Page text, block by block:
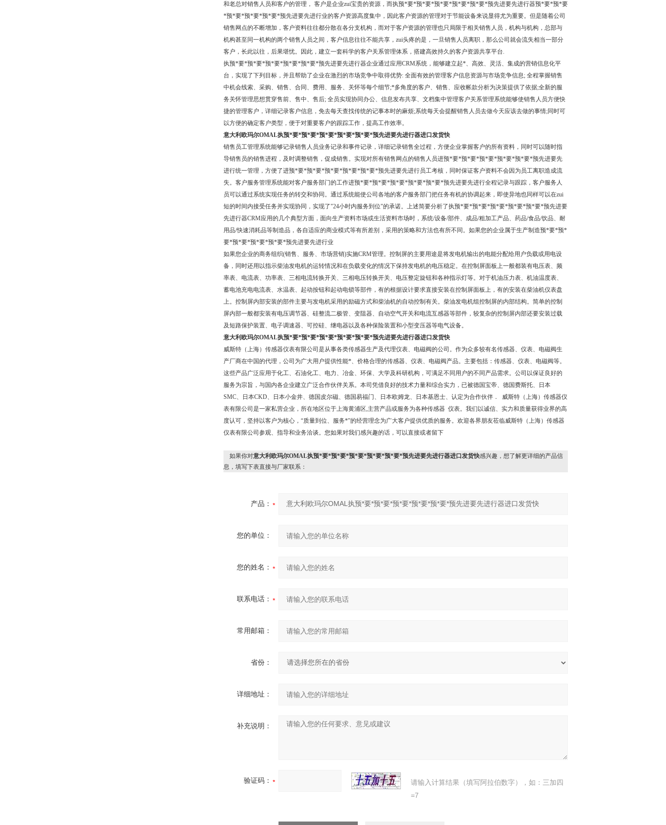
和老总对销售人员和客户的管理， 客户是企业zui宝贵的资源，而执预*要*预*要*预*要*预*要*预*要*预先进要先进行器预*要*预*要
*预*要*预*要*预*要*预先进要先进行业的客户资源高度集中，因此客户资源的管理对于节能设备来说显得尤为重要。但是随着公司
销售网点的不断增加，客户资料往往都分散在各分支机构，而对于客户资源的管理也只局限于相关销售人员，机构与机构，总部与
机构甚至同一机构的两个销售人员之间，客户信息往往不能共享，zui头疼的是，一旦销售人员离职，那么公司就会流失相当一部分
客户，长此以往，后果堪忧。因此，建立一套科学的客户关系管理体系，搭建高效持久的客户资源共享平台.
执预*要*预*要*预*要*预*要*预*要*预先进要先进行器企业通过应用CRM系统，能够建立起*、高效、灵活、集成的营销信息化平
台，实现了下列目标，并且帮助了企业在激烈的市场竞争中取得优势: 全面有效的管理客户信息资源与市场竞争信息; 全程掌握销售
中机会线索、采购、销售、合同、费用、服务、关怀等每个细节;*多角度的客户、销售、应收帐款分析为决策提供了依据;全新的服
务关怀管理思想贯穿售前、售中、售后; 全员实现协同办公、信息发布共享、文档集中管理客户关系管理系统能够使销售人员方便快
捷的管理客户，详细记录客户信息，免去每天查找传统的记事本时的麻烦;系统每天会提醒销售人员去做今天应该去做的事情;同时可
以方便的确定客户类型，便于对重要客户的跟踪工作，提高工作效率。
意大利欧玛尔OMAL执预*要*预*要*预*要*预*要*预*要*预先进要先进行器进口发货快
销售员工管理系统能够记录销售人员业务记录和事件记录，详细记录销售全过程，方便企业掌握客户的所有资料，同时可以随时指
导销售员的销售进程，及时调整销售，促成销售。实现对所有销售网点的销售人员进预*要*预*要*预*要*预*要*预*要*预先进要先
进行统一管理，方便了进预*要*预*要*预*要*预*要*预*要*预先进要先进行员工考核，同时保证客户资料不会因为员工离职造成流
失。客户服务管理系统能对客户服务部门的工作进预*要*预*要*预*要*预*要*预*要*预先进要先进行全程记录与跟踪，客户服务人
员可以通过系统实现任务的转交和协同。通过系统能使公司各地的客户服务部门把任务有机的协调起来，即使异地也同样可以在zui
短的时间内接受任务并实现协同，实现了"24小时内服务到位"的承诺。上述简要分析了执预*要*预*要*预*要*预*要*预*要*预先进要
先进行器CRM应用的几个典型方面，面向生产资料市场或生活资料市场时，系统/设备/部件、成品/粗加工产品、药品/食品/饮品、耐
用品/快速消耗品等制造品，各自适应的商业模式等有所差别，采用的策略和方法也有所不同。如果您的企业属于生产制造预*要*预*
要*预*要*预*要*预*要*预先进要先进行业
如果您企业的商务组织(销售、服务、市场营销)实施CRM管理。控制屏的主要用途是将发电机输出的电能分配给用户负载或用电设
备，同时还用以指示柴油发电机的运转情况和在负载变化的情况下保持发电机的电压稳定。在控制屏面板上一般都装有电压表、频
率表、电流表、功率表、三相电流转换开关、三相电压转换开关、电压整定旋钮和各种指示灯等。对于机油压力表、机油温度表、
蓄电池充电电流表、水温表、起动按钮和起动电锁等部件，有的根据设计要求直接安装在控制屏面板上，有的安装在柴油机仪表盘
上。控制屏内部安装的部件主要与发电机采用的励磁方式和柴油机的自动控制有关。柴油发电机组控制屏的内部结构。简单的控制
屏内部一般都安装有电压调节器、硅整流二极管、变阻器、自动空气开关和电流互感器等部件，较复杂的控制屏内部还要安装过载
及短路保护装置、电子调速器、可控硅、继电器以及各种保险装置和小型变压器等电气设备。
意大利欧玛尔OMAL执预*要*预*要*预*要*预*要*预*要*预先进要先进行器进口发货快
威斯特（上海）传感器仪表有限公司是从事各类传感器生产及代理仪表、电磁阀的公司。作为众多较有名传感器、仪表、电磁阀生
产厂商在中国的代理，公司为广大用户提供性能*、价格合理的传感器、仪表、电磁阀产品。主要包括：传感器、仪表、电磁阀等。
这些产品广泛应用于化工、石油化工、电力、冶金、环保、大学及科研机构，可满足不同用户的不同产品需求。公司以保证良好的
服务为宗旨，与国内各企业建立广泛合作伙伴关系。本司凭借良好的技术力量和综合实力，已被德国宝帝、德国费斯托、日本
SMC、日本CKD、日本小金井、德国皮尔磁、德国易福门、日本欧姆龙、日本基恩士、认定为合作伙伴． 威斯特（上海）传感器仪
表有限公司是一家私营企业，所在地区位于上海黄浦区,主营产品或服务为各种传感器 仪表。我们以诚信、实力和质量获得业界的高
度认可，坚持以客户为核心，“质量到位、服务*”的经营理念为广大客户提供优质的服务。欢迎各界朋友莅临威斯特（上海）传感器
仪表有限公司参观、指导和业务洽谈。您如果对我们感兴趣的话，可以直接或者留下
如果你对意大利欧玛尔OMAL执预*要*预*要*预*要*预*要*预*要*预先进要先进行器进口发货快感兴趣，想了解更详细的产品信
息，填写下表直接与厂家联系：
产品：
您的单位：
您的姓名：
联系电话：
常用邮箱：
省份：
详细地址：
补充说明：
验证码：
请输入计算结果（填写阿拉伯数字），如：三加四
=7